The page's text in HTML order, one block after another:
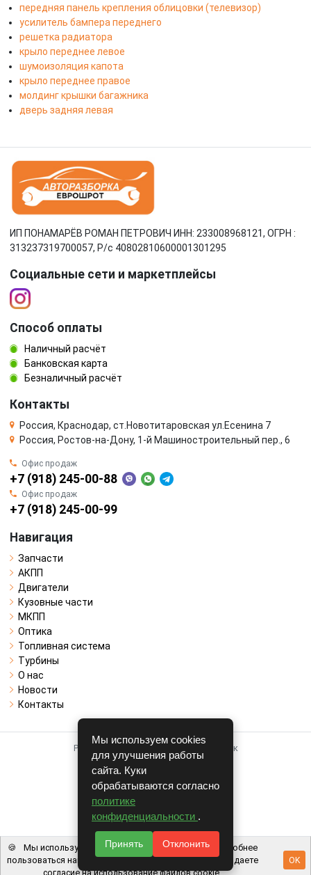
передняя панель крепления облицовки (телевизор)
усилитель бампера переднего
решетка радиатора
крыло переднее левое
шумоизоляция капота
крыло переднее правое
молдинг крышки багажника
дверь задняя левая
ИП ПОНАМАРЁВ РОМАН ПЕТРОВИЧ ИНН: 233008968121, ОГРН :
313237319700057, Р/c 40802810600001301295
Социальные сети и маркетплейсы
Способ оплаты
Наличный расчёт
Банковская карта
Безналичный расчёт
Контакты
Россия, Краснодар, ст.Новотитаровская ул.Есенина 7
Россия, Ростов-на-Дону, 1-й Машиностроительный пер., 6
Офис продаж
+7 (918) 245-00-88
Офис продаж
+7 (918) 245-00-99
Навигация
Запчасти
АКПП
Двигатели
Кузовные части
МКПП
Оптика
Топливная система
Турбины
О нас
Новости
Контакты
Работает на системе для авторазборок
CARRO.БИЗНЕС
Полная версия
© COPYRIGHT 2026 г.
v1.1.24
Мы используем cookies
для улучшения работы
сайта. Куки
обрабатываются согласно
политике
конфиденциальности .
Принять Отклонить
🍪
Мы используем файлы cookie, чтобы вам было удобнее
пользоваться нашим сайтом. Используя наш сайт, вы даете
согласие на использование файлов cookie.
OK